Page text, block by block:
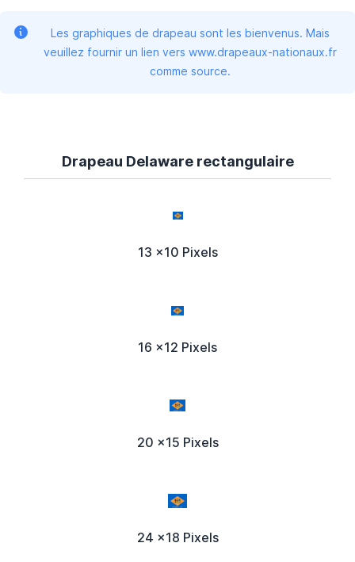
Les graphiques de drapeau sont les bienvenus. Mais
veuillez fournir un lien vers www.drapeaux-nationaux.fr
comme source.
Drapeau Delaware rectangulaire
13 x10 Pixels
16 x12 Pixels
20 x15 Pixels
24 x18 Pixels